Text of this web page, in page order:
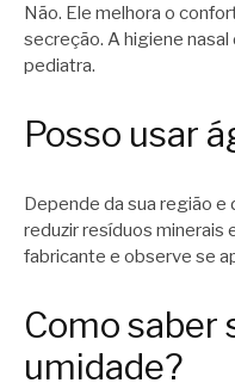
Não. Ele melhora o
secreção. A higiene
pediatra.
Posso usar
Depende da sua região e
reduzir resíduos minerais
fabricante e observe se
Como saber
umidade?